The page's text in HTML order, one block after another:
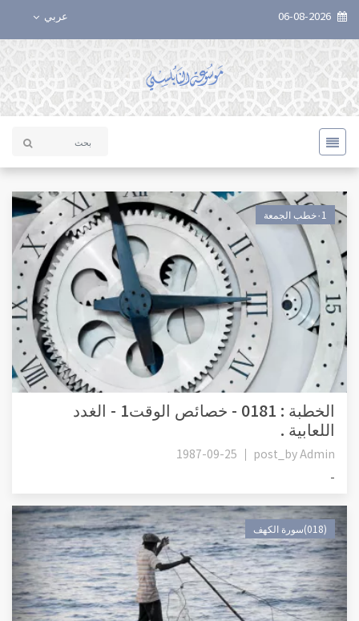
عربي
٠1خطب الجمعة
الخطبة : 0181 - خصائص الوقت1 - الغدد
اللعابية .
post_byAdmin
1987-09-25
-
(018)سورة الكهف